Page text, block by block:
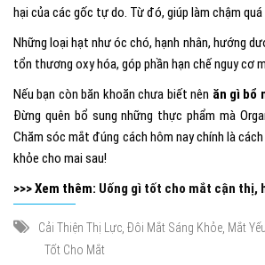
hại của các gốc tự do. Từ đó, giúp làm chậm
Những loại hạt như óc chó, hạnh nhân, hướng
tổn thương oxy hóa, góp phần hạn chế nguy cơ
Nếu bạn còn băn khoăn chưa biết nên ăn gì bổ
Đừng quên bổ sung những thực phẩm mà
Chăm sóc mắt đúng cách hôm nay chính là
khỏe cho mai sau!
>>> Xem thêm: Uống gì tốt cho mắt cận thị,
Cải Thiện Thị Lực, Đôi Mắt Sáng Khỏe, Mắt
Tốt Cho Mắt